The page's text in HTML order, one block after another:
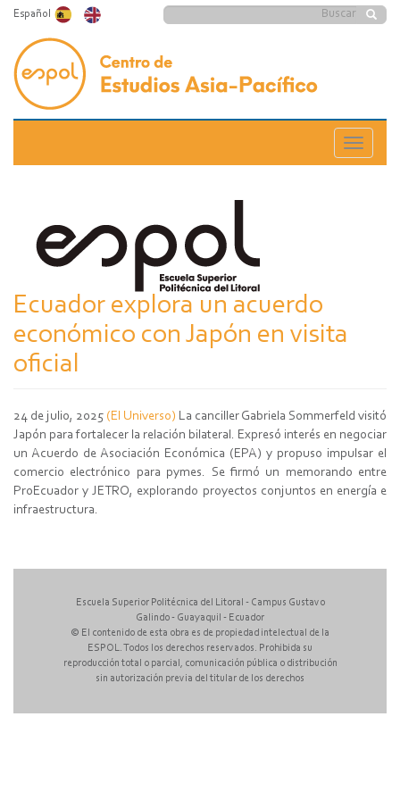
Pasar
contenido
principal
Español
Formulario
búsqueda
Toggle
Ecuador explora un acuerdo
económico con Japón en visita
oficial
24 de julio, 2025 (El Universo) La canciller Gabriela Sommerfeld visitó
Japón para fortalecer la relación bilateral. Expresó interés en negociar
un Acuerdo de Asociación Económica (EPA) y propuso impulsar el
comercio electrónico para pymes. Se firmó un memorando entre
ProEcuador y JETRO, explorando proyectos conjuntos en energía e
infraestructura.
Escuela Superior Politécnica del Litoral - Campus Gustavo
Galindo - Guayaquil - Ecuador
© El contenido de esta obra es de propiedad intelectual de la
ESPOL. Todos los derechos reservados. Prohibida su
reproducción total o parcial, comunicación pública o distribución
sin autorización previa del titular de los derechos